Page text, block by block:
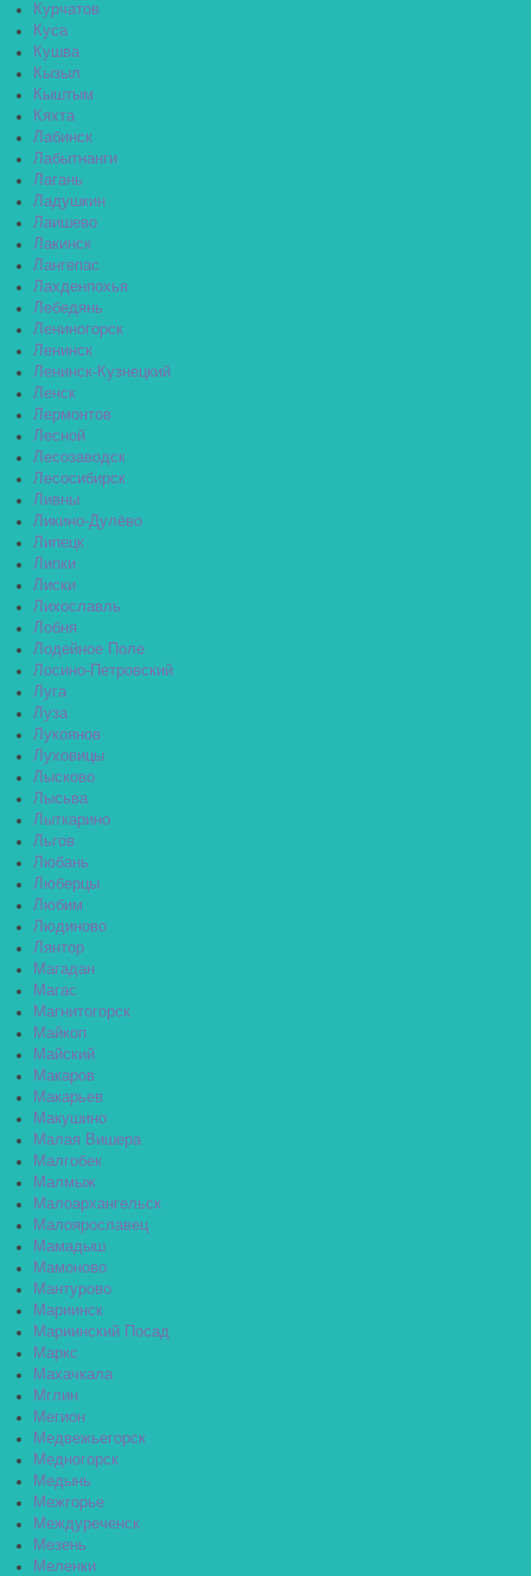
Курчатов
Куса
Кушва
Кызыл
Кыштым
Кяхта
Лабинск
Лабытнанги
Лагань
Ладушкин
Лаишево
Лакинск
Лангепас
Лахденпохья
Лебедянь
Лениногорск
Ленинск
Ленинск-Кузнецкий
Ленск
Лермонтов
Лесной
Лесозаводск
Лесосибирск
Ливны
Ликино-Дулёво
Липецк
Липки
Лиски
Лихославль
Лобня
Лодейное Поле
Лосино-Петровский
Луга
Луза
Лукоянов
Луховицы
Лысково
Лысьва
Лыткарино
Льгов
Любань
Люберцы
Любим
Людиново
Лянтор
Магадан
Магас
Магнитогорск
Майкоп
Майский
Макаров
Макарьев
Макушино
Малая Вишера
Малгобек
Малмыж
Малоархангельск
Малоярославец
Мамадыш
Мамоново
Мантурово
Мариинск
Мариинский Посад
Маркс
Махачкала
Мглин
Мегион
Медвежьегорск
Медногорск
Медынь
Межгорье
Междуреченск
Мезень
Меленки